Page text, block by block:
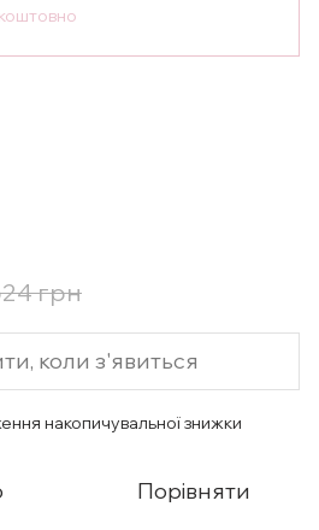
грн
коли з'явиться
накопичувальної знижки
Порівняти